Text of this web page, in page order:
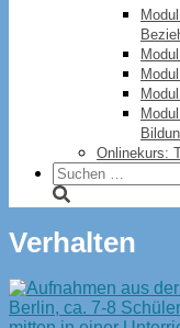
Onlinekurs:
Suchen
nach:
Verhalten